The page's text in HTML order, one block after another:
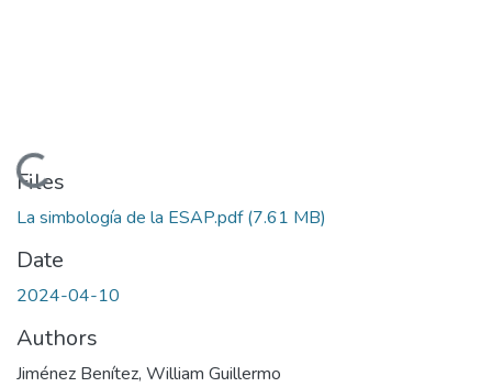
Loading...
Files
La simbología de la ESAP.pdf(7.61 MB)
Date
2024-04-10
Authors
Jiménez Benítez, William Guillermo